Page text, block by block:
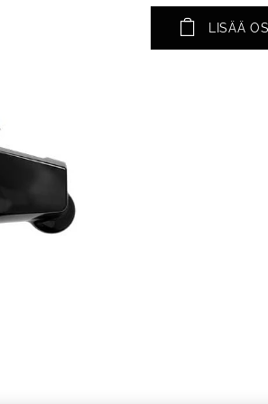
LISÄÄ